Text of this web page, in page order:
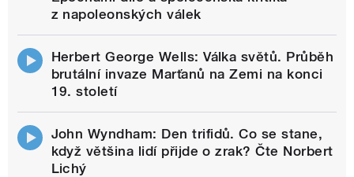
z napoleonských válek
Herbert George Wells: Válka světů. Průběh
brutální invaze Marťanů na Zemi na konci
19. století
John Wyndham: Den trifidů. Co se stane,
když většina lidí přijde o zrak? Čte Norbert
Lichý